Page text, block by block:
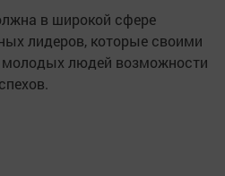
в широкой сфере
лидеров, которые своими
людей возможности